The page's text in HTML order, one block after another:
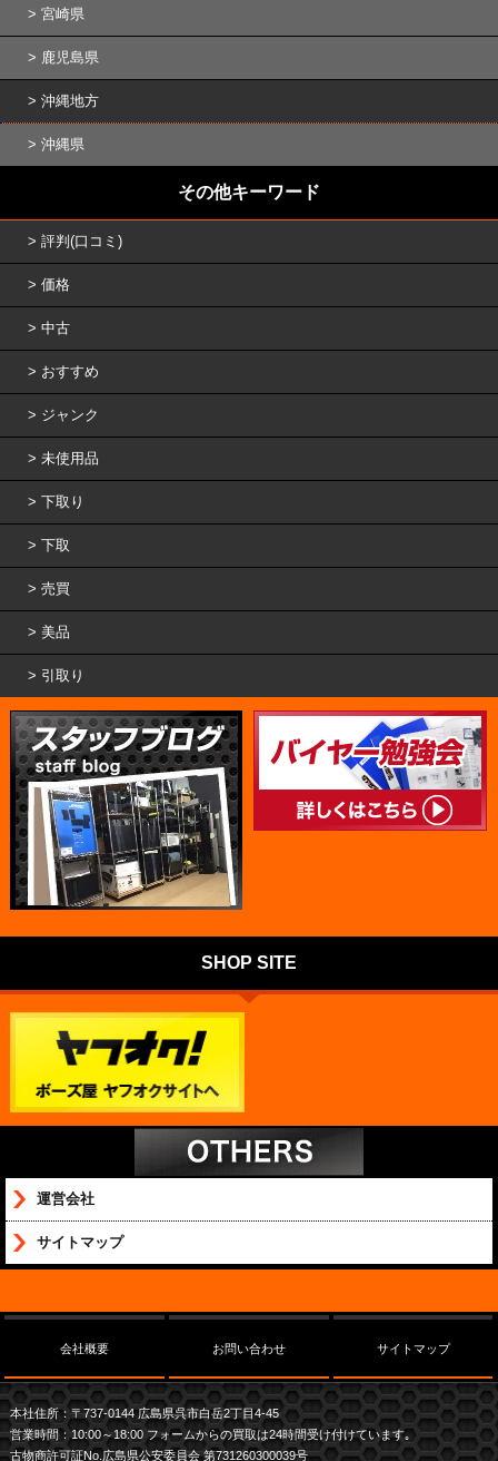
宮崎県
鹿児島県
沖縄地方
沖縄県
その他キーワード
評判(口コミ)
価格
中古
おすすめ
ジャンク
未使用品
下取り
下取
売買
美品
引取り
SHOP SITE
運営会社
サイトマップ
会社概要 お問い合わせ サイトマップ
本社住所：〒737-0144 広島県呉市白岳2丁目4-45
営業時間：10:00～18:00 フォームからの買取は24時間受け付けています｡
古物商許可証No.広島県公安委員会 第731260300039号